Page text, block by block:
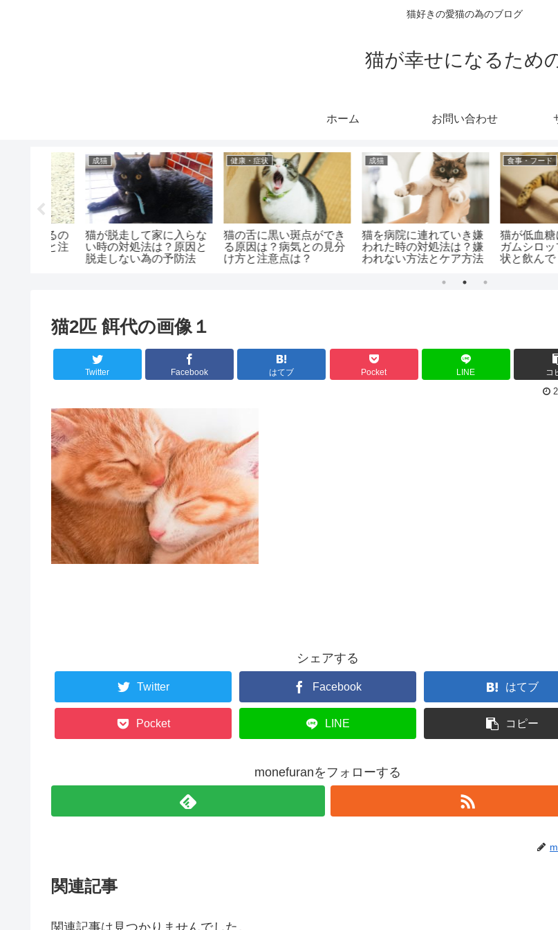
猫好きの愛猫の為のブログ
猫が幸せになるため
ホーム お問い合わせ
成猫
猫を病院に連れていき嫌
われた時の対処法は？嫌
われない方法とケア方法
食事・フード
猫が低血糖になった時の
ガムシロップの量は？症
状と飲んでくれない場合
健康・症状
猫が水を飲んだ後に咳き
込む時の対処法は？ケア
方法と注意点は？
健康・症状
猫の呼吸が苦し
はどうすればい
姿勢と対処府は
猫2匹 餌代の画像１
Twitter Facebook はてブ Pocket LINE コ
シェアする
Twitter Facebook はてブ
Pocket LINE コピー
monefuranをフォローする
関連記事